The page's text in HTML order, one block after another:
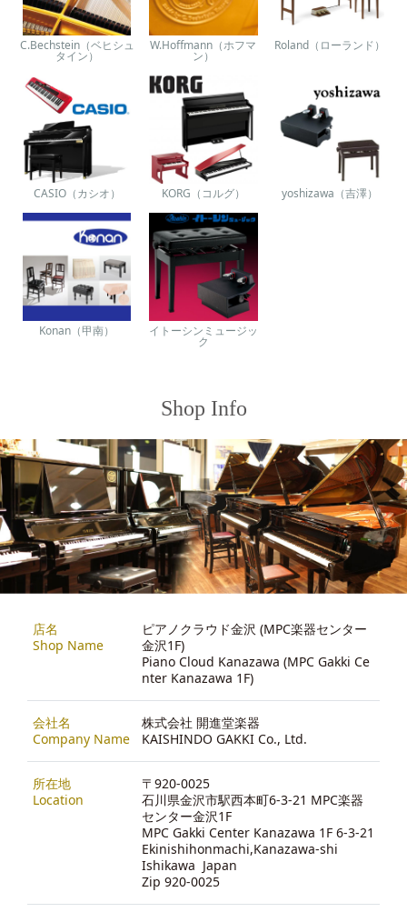
C.Bechstein（ベヒシュ
タイン）
W.Hoffmann（ホフマ
ン）
Roland（ローランド）
CASIO（カシオ） KORG（コルグ） yoshizawa（吉澤）
Konan（甲南） イトーシンミュージッ
ク
Shop Info
店名
Shop Name
ピアノクラウド金沢 (MPC楽器センター
金沢1F)
Piano Cloud Kanazawa (MPC Gakki Ce
nter Kanazawa 1F)
会社名
Company Name
株式会社 開進堂楽器
KAISHINDO GAKKI Co., Ltd.
所在地
Location
〒920-0025
石川県金沢市駅西本町6-3-21 MPC楽器
センター金沢1F
MPC Gakki Center Kanazawa 1F 6-3-21
Ekinishihonmachi,Kanazawa-shi
Ishikawa Japan
Zip 920-0025